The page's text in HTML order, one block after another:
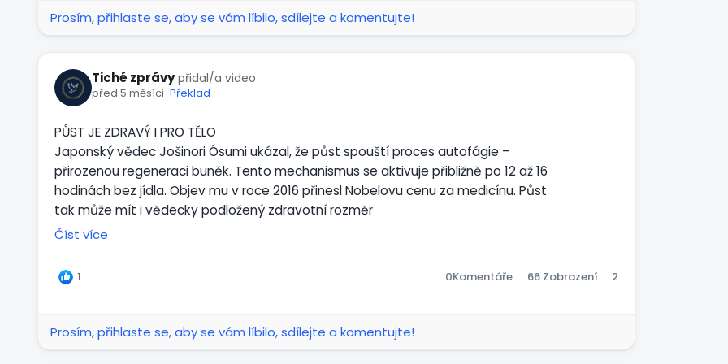
Prosím, přihlaste se, aby se vám líbilo, sdílejte a komentujte!
Tiché zprávy přidal/a video
před 5 měsíci-Překlad
PŮST JE ZDRAVÝ I PRO TĚLO
Japonský vědec Jošinori Ósumi ukázal, že půst spouští proces autofágie –
přirozenou regeneraci buněk. Tento mechanismus se aktivuje přibližně po 12 až 16
hodinách bez jídla. Objev mu v roce 2016 přinesl Nobelovu cenu za medicínu. Půst
tak může mít i vědecky podložený zdravotní rozměr
Číst více
v
obrazovka
1 0Komentáře 66 Zobrazení 2
Prosím, přihlaste se, aby se vám líbilo, sdílejte a komentujte!